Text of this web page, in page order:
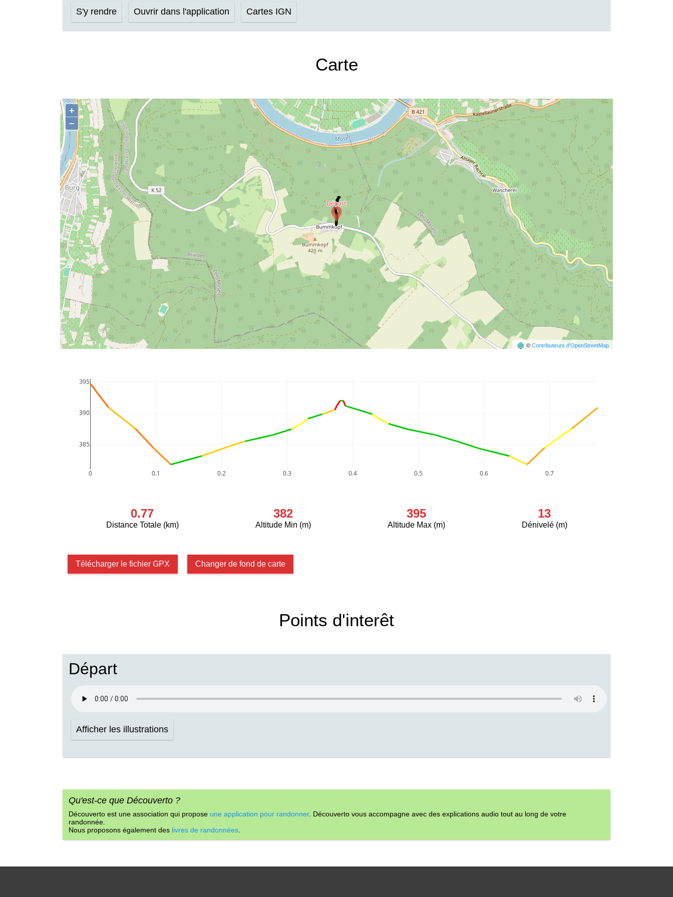
S'y rendre Ouvrir dans l'application Cartes IGN
Carte
+
−
©Contributeurs d’OpenStreetMap
0 0.1 0.2 0.3 0.4 0.5 0.6 0.7
385
390
395
0.77
Distance Totale (km)
382
Altitude Min (m)
395
Altitude Max (m)
13
Dénivelé (m)
Télécharger le fichier GPX Changer de fond de carte
Points d'interêt
Départ
Afficher les illustrations
Qu'est-ce que Découverto ?
Découverto est une association qui propose une application pour randonner. Découverto vous accompagne avec des explications audio tout au long de votre
randonnée.
Nous proposons également des livres de randonnées